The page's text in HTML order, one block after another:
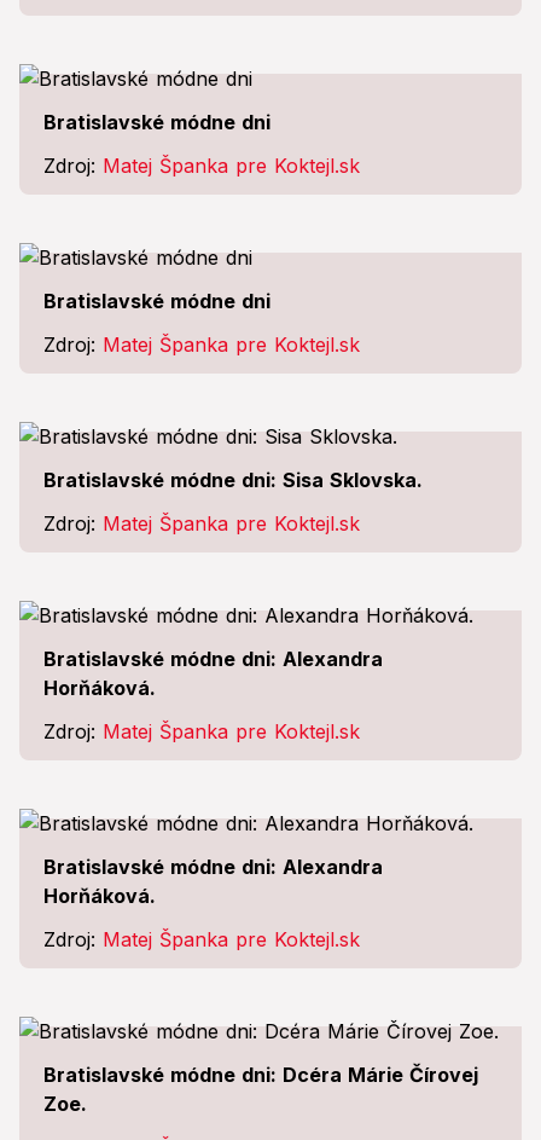
Bratislavské módne dni
Zdroj: Matej Španka pre Koktejl.sk
Bratislavské módne dni
Zdroj: Matej Španka pre Koktejl.sk
Bratislavské módne dni: Sisa Sklovska.
Zdroj: Matej Španka pre Koktejl.sk
Bratislavské módne dni: Alexandra
Horňáková.
Zdroj: Matej Španka pre Koktejl.sk
Bratislavské módne dni: Alexandra
Horňáková.
Zdroj: Matej Španka pre Koktejl.sk
Bratislavské módne dni: Dcéra Márie Čírovej
Zoe.